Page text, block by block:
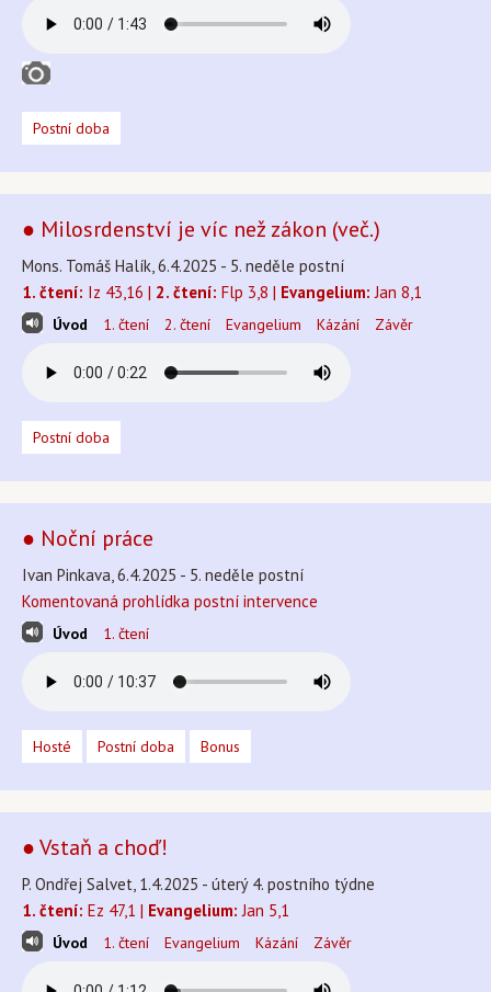
Postní doba
● Milosrdenství je víc než zákon (več.)
Mons. Tomáš Halík, 6.4.2025 - 5. neděle postní
1. čtení: Iz 43,16 | 2. čtení: Flp 3,8 | Evangelium: Jan 8,1
Úvod 1. čtení 2. čtení Evangelium Kázání Závěr
Postní doba
● Noční práce
Ivan Pinkava, 6.4.2025 - 5. neděle postní
Komentovaná prohlídka postní intervence
Úvod 1. čtení
Hosté Postní doba Bonus
● Vstaň a choď!
P. Ondřej Salvet, 1.4.2025 - úterý 4. postního týdne
1. čtení: Ez 47,1 | Evangelium: Jan 5,1
Úvod 1. čtení Evangelium Kázání Závěr